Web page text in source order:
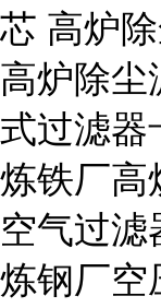
芯 高炉
高炉除尘
式过滤器
炼铁厂高
空气过滤
炼钢厂空